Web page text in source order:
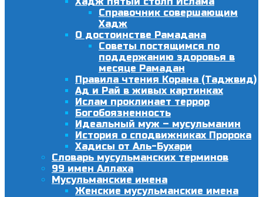
Справочник совершающим
Хадж
О достоинстве Рамадана
Советы постящимся по
поддержанию здоровья в
месяце Рамадан
Правила чтения Корана (Таджвид)
Ад и Рай в живых картинках
Ислам проклинает террор
Богобоязненность
Идеальный муж – мусульманин
История о сподвижниках Пророка
Хадисы от Аль-Бухари
Словарь мусульманских терминов
99 имен Аллаха
Мусульманские имена
Женские мусульманские имена